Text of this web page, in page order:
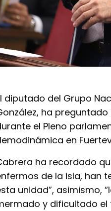
diputado del Grupo
ha
el Pleno
en
ha recordado
de la isla, han
unidad”, asimismo,
y dificultado el